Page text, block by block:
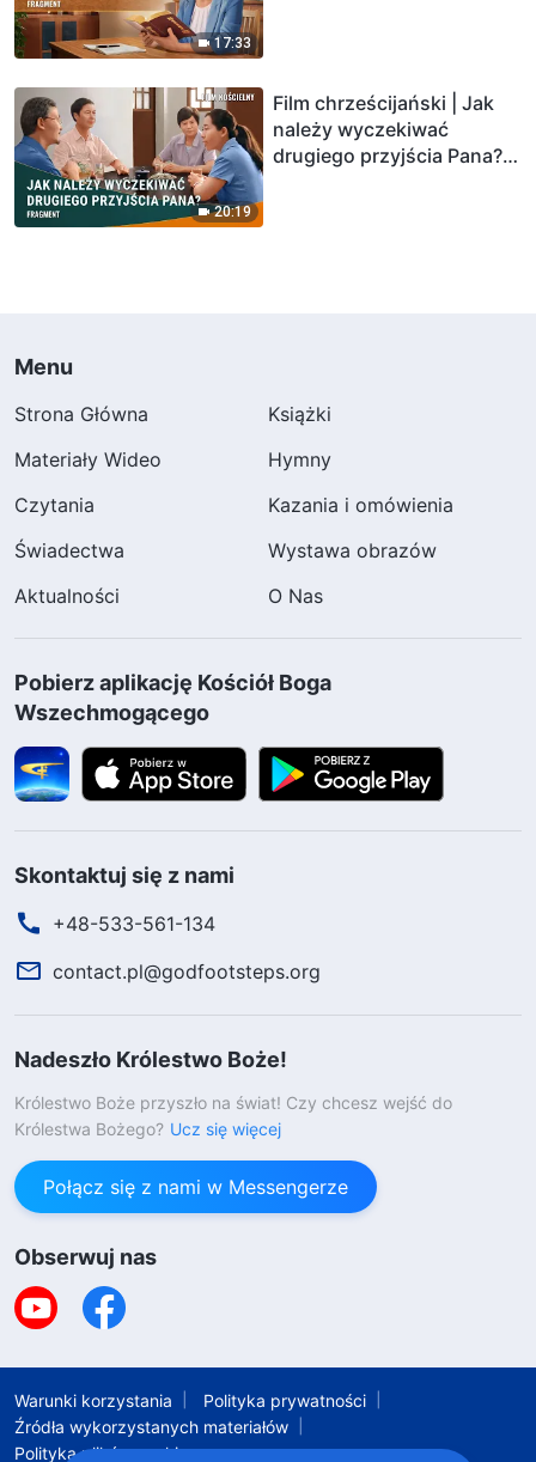
17:33
20:19
Film chrześcijański | Jak
należy wyczekiwać
drugiego przyjścia Pana?
Menu
Strona Główna
Książki
Materiały Wideo
Hymny
Czytania
Kazania i omówienia
Świadectwa
Wystawa obrazów
Aktualności
O Nas
Pobierz aplikację Kościół Boga
Wszechmogącego
Skontaktuj się z nami
+48-533-561-134
contact.pl@godfootsteps.org
Nadeszło Królestwo Boże!
Królestwo Boże przyszło na świat! Czy chcesz wejść do
Królestwa Bożego? Ucz się więcej
Połącz się z nami w Messengerze
Obserwuj nas
Warunki korzystania
Polityka prywatności
Źródła wykorzystanych materiałów
Polityka plików cookie